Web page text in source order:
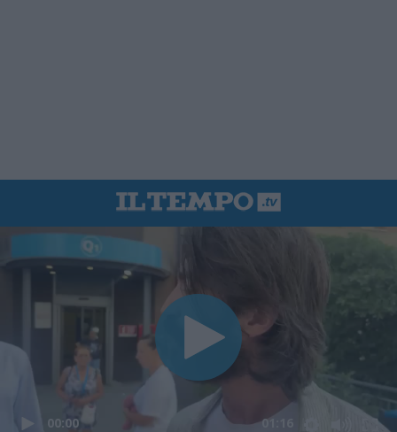
00:00 01:16